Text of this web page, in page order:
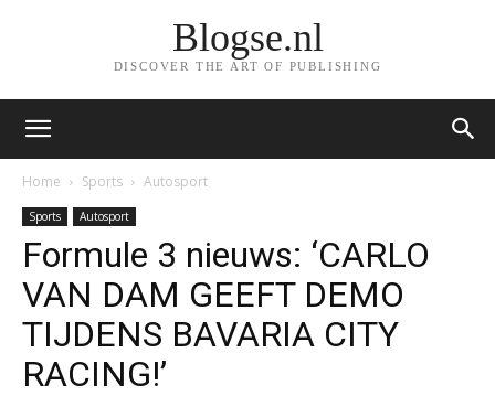
Blogse.nl
DISCOVER THE ART OF PUBLISHING
Home Sports Autosport
Sports Autosport
Formule 3 nieuws: ‘CARLO
VAN DAM GEEFT DEMO
TIJDENS BAVARIA CITY
RACING!’